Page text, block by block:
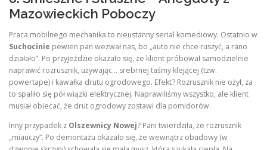
Mazowieckich Poboczy
Praca mobilnego mechanika to nieustanny serial komediowy. Ostatnio w
Suchocinie pewien pan wezwał nas, bo „auto nie chce ruszyć, a rano
działało”. Po przyjeździe okazało się, że klient próbował samodzielnie
naprawić rozrusznik, używając… srebrnej taśmy klejącej (tzw.
powertape) i kawałka drutu ogrodowego. Efekt? Rozrusznik nie ożył, za
to spaliło się pół wiązki elektrycznej. Naprawiliśmy wszystko, ale klient
musiał obiecać, że drut ogrodowy zostawi dla pomidorów.
Inny przypadek z Olszewnicy Nowej? Pani twierdziła, że rozrusznik
„miauczy”. Po demontażu okazało się, że wewnątrz obudowy (w